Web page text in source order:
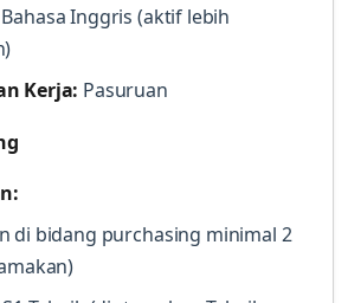
Inggris (aktif lebih
Kerja: Pasuruan
di bidang purchasing minimal 2